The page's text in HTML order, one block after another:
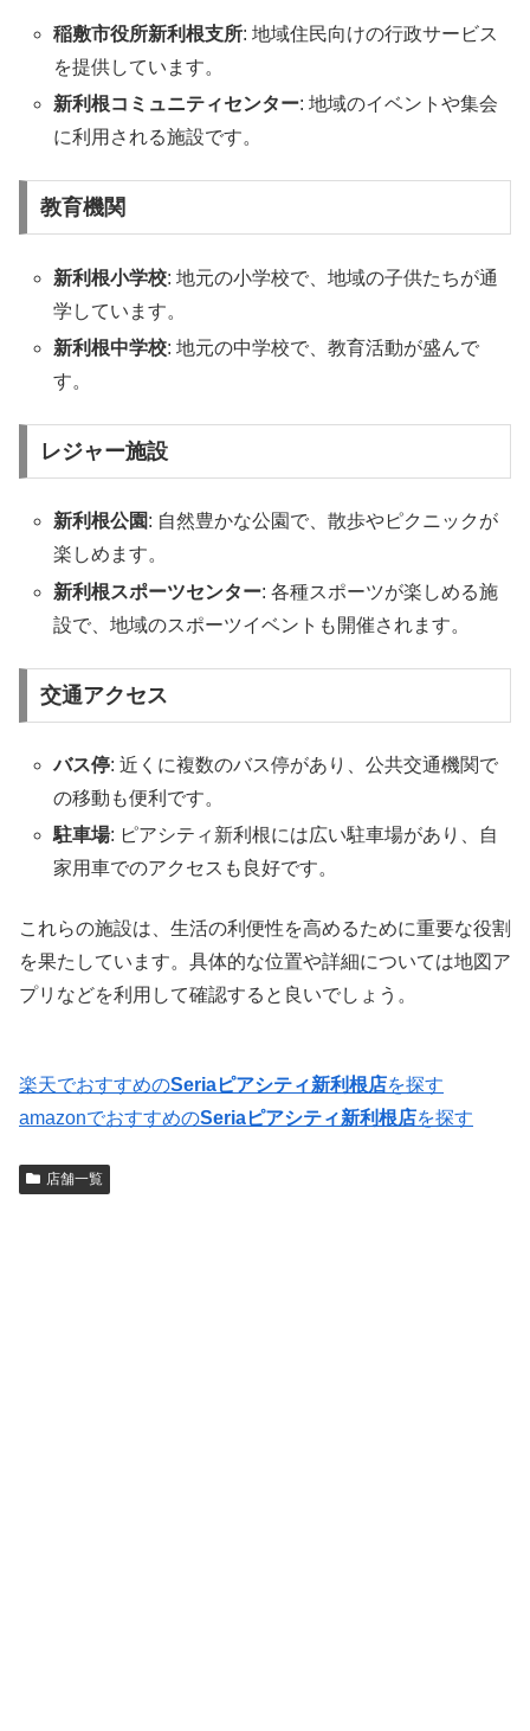
稲敷市役所新利根支所: 地域住民向けの行政サービス
を提供しています。
新利根コミュニティセンター: 地域のイベントや集会
に利用される施設です。
教育機関
新利根小学校: 地元の小学校で、地域の子供たちが通
学しています。
新利根中学校: 地元の中学校で、教育活動が盛んで
す。
レジャー施設
新利根公園: 自然豊かな公園で、散歩やピクニックが
楽しめます。
新利根スポーツセンター: 各種スポーツが楽しめる施
設で、地域のスポーツイベントも開催されます。
交通アクセス
バス停: 近くに複数のバス停があり、公共交通機関で
の移動も便利です。
駐車場: ピアシティ新利根には広い駐車場があり、自
家用車でのアクセスも良好です。
これらの施設は、生活の利便性を高めるために重要な役割
を果たしています。具体的な位置や詳細については地図ア
プリなどを利用して確認すると良いでしょう。
楽天でおすすめのSeriaピアシティ新利根店を探す
amazonでおすすめのSeriaピアシティ新利根店を探す
店舗一覧